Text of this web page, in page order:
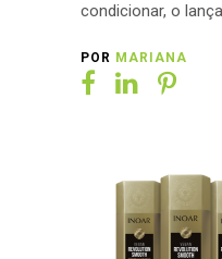
condicionar, o
POR MARIANA